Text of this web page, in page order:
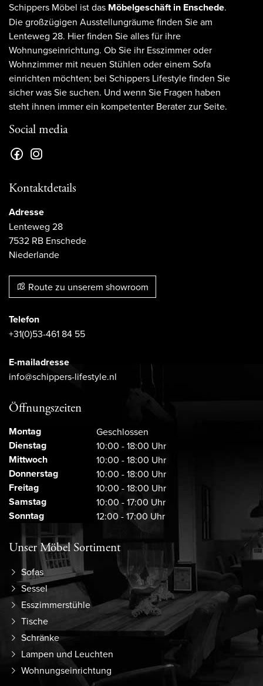
Schippers Möbel ist das Möbelgeschäft in Enschede.
Die großzügigen Ausstellungräume finden Sie am
Lenteweg 28. Hier finden Sie alles für ihre
Wohnungseinrichtung. Ob Sie ihr Esszimmer oder
Wohnzimmer mit neuen Stühlen oder einem Sofa
einrichten möchten; bei Schippers Lifestyle finden Sie
sicher was Sie suchen. Und wenn Sie Fragen haben
steht ihnen immer ein kompetenter Berater zur Seite.
Social media
Kontaktdetails
Adresse
Lenteweg 28
7532 RB Enschede
Niederlande
Route zu unserem showroom
Telefon
+31(0)53-461 84 55
E-mailadresse
info@schippers-lifestyle.nl
Öffnungszeiten
Montag Geschlossen
Dienstag 10:00 - 18:00 Uhr
Mittwoch 10:00 - 18:00 Uhr
Donnerstag 10:00 - 18:00 Uhr
Freitag 10:00 - 18:00 Uhr
Samstag 10:00 - 17:00 Uhr
Sonntag 12:00 - 17:00 Uhr
Unser Möbel Sortiment
Sofas
Sessel
Esszimmerstühle
Tische
Schränke
Lampen und Leuchten
Wohnungseinrichtung